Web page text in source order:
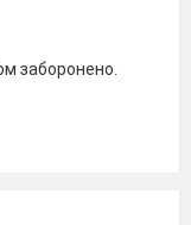
заборонено.